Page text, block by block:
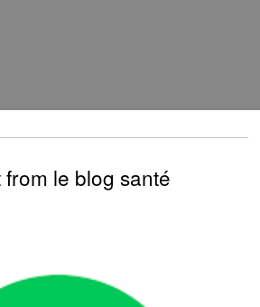
from le blog santé